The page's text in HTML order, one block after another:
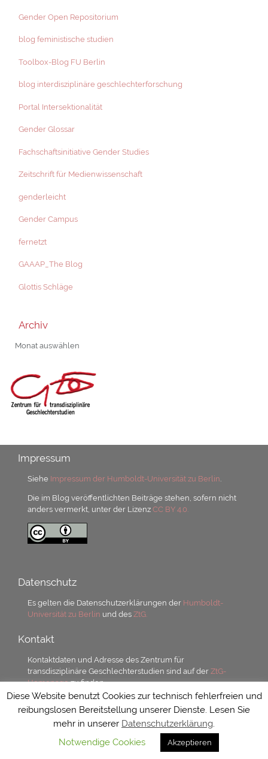
Gender Open Repositorium
blog feministische studien
Toolbox-Blog FU Berlin
blog interdisziplinäre geschlechterforschung
Portal Intersektionalität
Gender Glossar
Fachschaftsinitiative Gender Studies
Zeitschrift für Medienwissenschaft
genderleicht
Gender Campus
fernetzt
GAAAP_The Blog
Glottis Schläge
Archiv
Archiv
Impressum
Siehe Impressum der Humboldt-Universität zu Berlin.
Die im Blog veröffentlichten Beiträge stehen, sofern nicht
anders vermerkt, unter der LizenzCC BY 4.0.
Datenschutz
Es gelten die Datenschutzerklärungen der Humboldt-
Universität zu Berlin und desZtG.
Kontakt
Kontaktdaten und Adresse des Zentrum für
transdisziplinäre Geschlechterstudien sind auf derZtG-
Homepagezu finden.
Diese Website benutzt Cookies zur technisch fehlerfreien und
reibungslosen Bereitstellung unserer Dienste. Lesen Sie
mehr in unserer Datenschutzerklärung.
Notwendige Cookies
Akzeptieren